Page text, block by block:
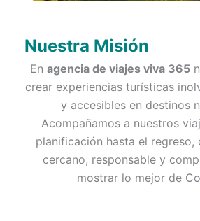
Nuestra Misión
En agencia de viajes viva 365
crear experiencias turísticas
y accesibles en destinos
Acompañamos a nuestros
planificación hasta el regreso,
cercano, responsable y
mostrar lo mejor de